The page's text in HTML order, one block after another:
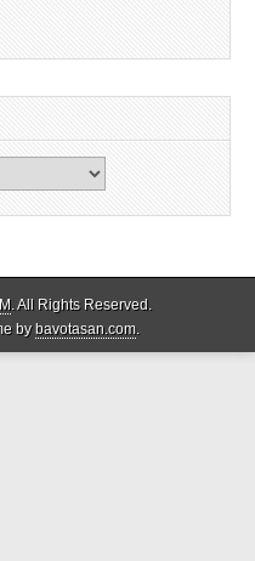
. All Rights Reserved.
bybavotasan.com.